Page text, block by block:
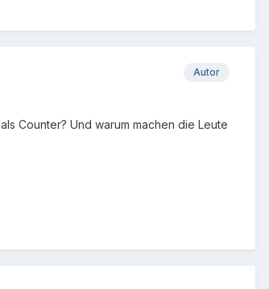
Autor
Counter? Und warum machen die Leute